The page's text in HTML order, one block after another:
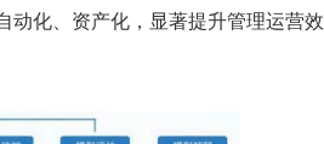
动化、资产化，显著提升管理运营效